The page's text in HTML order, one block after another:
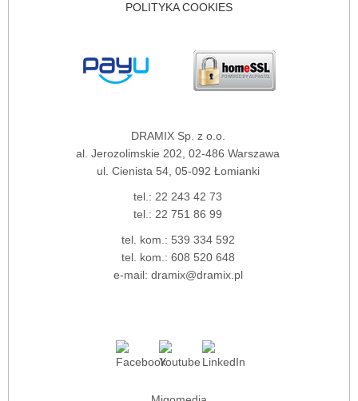
POLITYKA COOKIES
DRAMIX Sp. z o.o.
al. Jerozolimskie 202, 02-486 Warszawa
ul. Cienista 54, 05-092 Łomianki
tel.:22 243 42 73
tel.:22 751 86 99
tel. kom.: 539 334 592
tel. kom.: 608 520 648
e-mail: dramix@dramix.pl